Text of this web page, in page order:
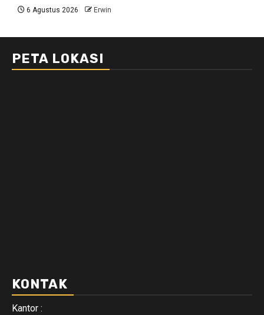
6 Agustus 2026 Erwin
PETA LOKASI
KONTAK
Kantor :